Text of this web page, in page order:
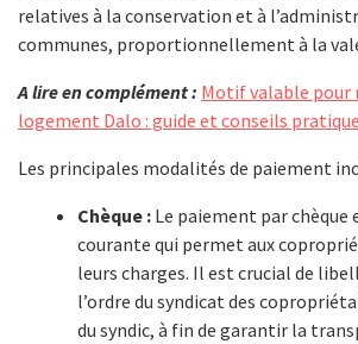
relatives à la conservation et à
communes, proportionnellement à la
A lire en complément : Motif valable pour
logement Dalo : guide et conseils
Les principales modalités de paiement
Chèque : Le paiement par chèque
courante qui permet aux
leurs charges. Il est crucial de
l’ordre du syndicat des
du syndic, à fin de garantir la